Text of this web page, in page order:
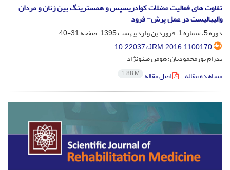
تفاوت های فعالیت عضلات کوادریسپس و همسترینگ بین زنان و مردان
والیبالیست در عمل پرش- فرود
دوره 5، شماره 1، فروردین و اردیبهشت 1395، صفحه
31-40
10.22037/JRM.2016.1100170
پدرام پورمحمودیان؛ هومن مینونژاد
مشاهده مقاله
اصل مقاله 1.88 M